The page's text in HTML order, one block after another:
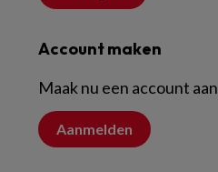
Account maken
Maak nu een account aan
Aanmelden